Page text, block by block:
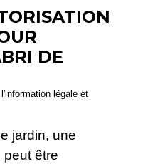
DE
légale et
jardin, une
être